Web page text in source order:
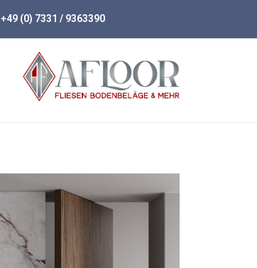
+49 (0) 7331 / 9363390